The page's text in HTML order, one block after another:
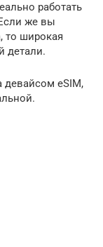
работать
же вы
то широкая
детали.
девайсом еSIM,